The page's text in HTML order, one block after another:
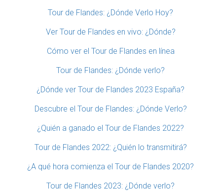
Tour de Flandes: ¿Dónde Verlo Hoy?
Ver Tour de Flandes en vivo: ¿Dónde?
Cómo ver el Tour de Flandes en línea
Tour de Flandes: ¿Dónde verlo?
¿Dónde ver Tour de Flandes 2023 España?
Descubre el Tour de Flandes: ¿Dónde Verlo?
¿Quién a ganado el Tour de Flandes 2022?
Tour de Flandes 2022: ¿Quién lo transmitirá?
¿A qué hora comienza el Tour de Flandes 2020?
Tour de Flandes 2023: ¿Dónde verlo?